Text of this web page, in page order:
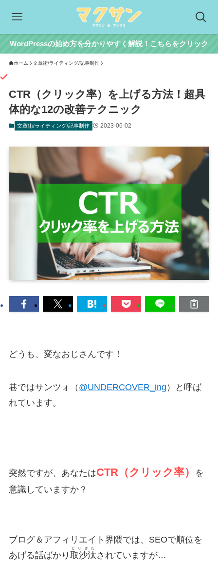
WordPressの始め方を分かりやすく解説！こちらをクリック
ホーム 文章術/ライティング/記事制作
CTR（クリック率）を上げる方法！超具
体的な12の改善テクニック
文章術/ライティング/記事制作 2023-06-02
どうも、変なおじさんです！
巷ではサンツォ（ @UNDERCOVER_ing ）と呼ば
れています。
突然ですが、あなたはCTR（クリック率）
を
意識していますか？
ブログ＆アフィリエイト界隈では、SEOで順位を
あげる話ばかり 取沙汰
とりざた
されていますが…